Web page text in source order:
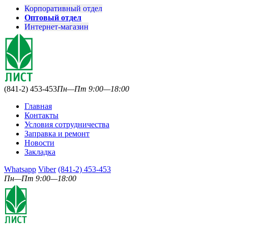
Корпоративный отдел
Оптовый отдел
Интернет-магазин
(841-2) 453-453Пн—Пт 9:00—18:00
Главная
Контакты
Условия сотрудничества
Заправка и ремонт
Новости
Закладка
Whatsapp Viber (841-2) 453-453
Пн—Пт 9:00—18:00